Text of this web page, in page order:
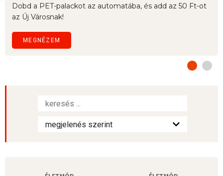
Dobd a PET-palackot az automatába, és add az 50 Ft-ot
az Új Városnak!
MEGNÉZEM